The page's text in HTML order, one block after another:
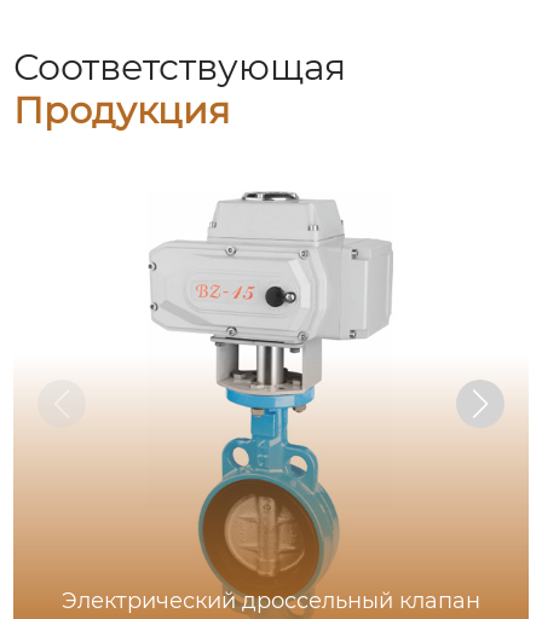
Соответствующая
Продукция
Электрический дроссельный клапан